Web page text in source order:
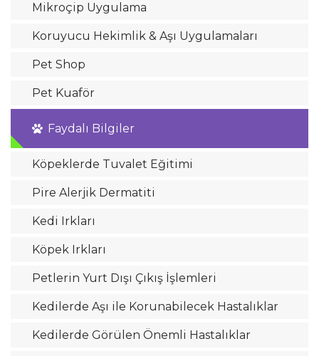
Mikroçip Uygulama
Koruyucu Hekimlik & Aşı Uygulamaları
Pet Shop
Pet Kuaför
Faydalı Bilgiler
Köpeklerde Tuvalet Eğitimi
Pire Alerjik Dermatiti
Kedi Irkları
Köpek Irkları
Petlerin Yurt Dışı Çıkış İşlemleri
Kedilerde Aşı ile Korunabilecek Hastalıklar
Kedilerde Görülen Önemli Hastalıklar